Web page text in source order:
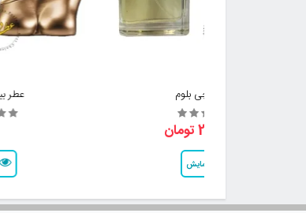
عطر گوچی بلوم
2,800,000 تومان
نمایش
عطر